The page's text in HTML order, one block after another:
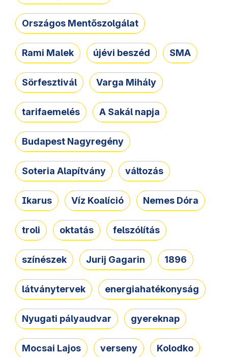
Országos Mentőszolgálat
Rami Malek újévi beszéd SMA
Sörfesztivál Varga Mihály
tarifaemelés A Sakál napja
Budapest Nagyregény
Soteria Alapítvány változás
Ikarus Víz Koalíció Nemes Dóra
troli oktatás felszólítás
színészek Jurij Gagarin 1896
látványtervek energiahatékonyság
Nyugati pályaudvar gyereknap
Mocsai Lajos verseny Kolodko